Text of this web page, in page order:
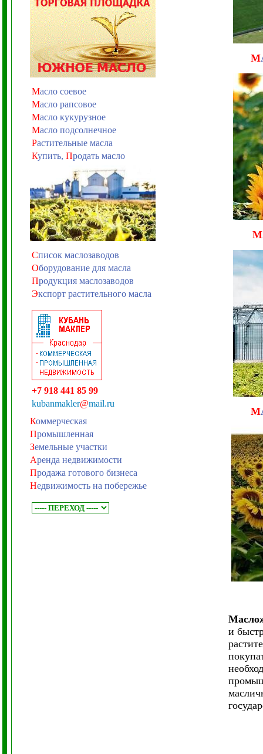
Масло соевое
Масло рапсовое
Масло кукурузное
Масло подсолнечное
Растительные масла
Купить, Продать масло
Список маслозаводов
Оборудование для масла
Продукция маслозаводов
Экспорт растительного масла
+7 918 441 85 99
kubanmakler@mail.ru
Коммерческая
Промышленная
Земельные участки
Аренда недвижимости
Продажа готового бизнеса
Недвижимость на побережье
М
М
М
и